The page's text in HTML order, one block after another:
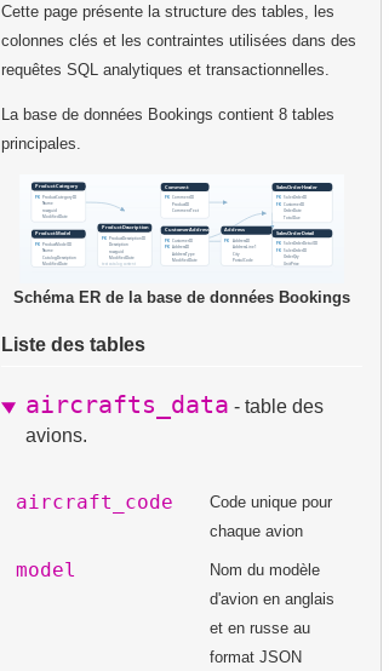
Cette page présente la structure des tables, les
colonnes clés et les contraintes utilisées dans des
requêtes SQL analytiques et transactionnelles.
La base de données Bookings contient 8 tables
principales.
Schéma ER de la base de données Bookings
Liste des tables
aircrafts_data - table des
avions.
aircraft_code
Code unique pour
chaque avion
model
Nom du modèle
d'avion en anglais
et en russe au
format JSON